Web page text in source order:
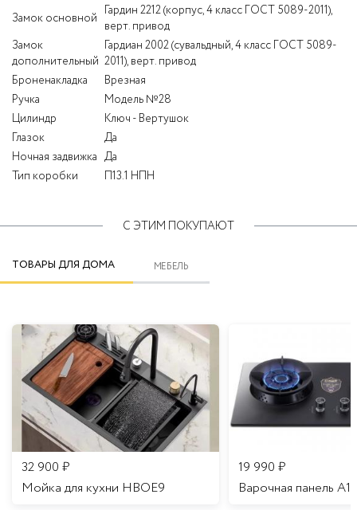
Замок основной Гардин 2212 (корпус, 4 класс ГОСТ 5089-2011),
верт. привод
Замок
дополнительный
Гардиан 2002 (сувальдный, 4 класс ГОСТ 5089-
2011), верт. привод
Броненакладка
Врезная
Ручка
Модель №28
Цилиндр
Ключ - Вертушок
Глазок
Да
Ночная задвижка Да
Тип коробки
П13.1 НПН
С ЭТИМ ПОКУПАЮТ
ТОВАРЫ ДЛЯ ДОМА МЕБЕЛЬ
32 900 ₽
Мойка для кухни HBOE9
19 990 ₽
Варочная панель A16